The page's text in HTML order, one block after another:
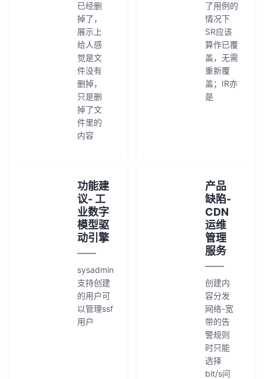
已经删
掉了，
展示上
给人感
觉是文
件没有
删掉，
只是删
掉了文
件里的
内容
了用例的
情况下
SR应该
算作已覆
盖，无需
重新覆
盖；IR亦
是
功能建
议- 工
业数字
模型驱
动引擎
sysadmin
支持创建
的用户可
以管理ssf
用户
产品
缺陷-
CDN
运维
管理
服务
创建内
容分发
网络-宽
带的告
警规则
时只能
选择
bit/s问